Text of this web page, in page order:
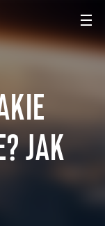
JAK